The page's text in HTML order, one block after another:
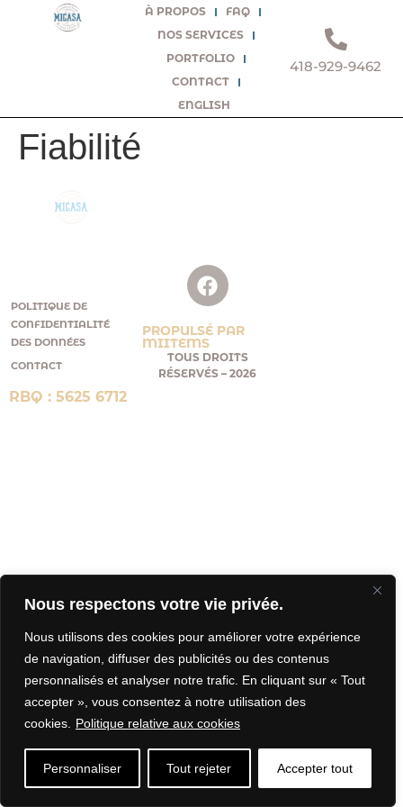
Nous respectons votre vie privée.
Nous utilisons des cookies pour améliorer votre expérience
de navigation, diffuser des publicités ou des contenus
personnalisés et analyser notre trafic. En cliquant sur « Tout
accepter », vous consentez à notre utilisation des
cookies.
Politique relative aux cookies
Personnaliser Tout rejeter Accepter tout
À PROPOS
FAQ
NOS SERVICES
PORTFOLIO
CONTACT
ENGLISH
418-929-9462
Fiabilité
POLITIQUE DE
CONFIDENTIALITÉ
DES DONNÉES
CONTACT
RBQ : 5625 6712
PROPULSÉ PAR
MIITEMS
TOUS DROITS
RÉSERVÉS – 2026